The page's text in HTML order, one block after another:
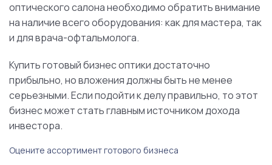
оптического салона необходимо обратить внимание
на наличие всего оборудования: как для мастера, так
и для врача-офтальмолога.
Купить готовый бизнес оптики достаточно
прибыльно, но вложения должны быть не менее
серьезными. Если подойти к делу правильно, то этот
бизнес может стать главным источником дохода
инвестора.
Оцените ассортимент готового бизнеса